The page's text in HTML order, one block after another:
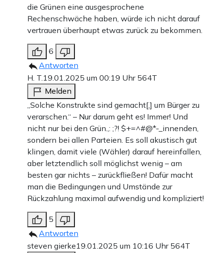
die Grünen eine ausgesprochene
Rechenschwäche haben, würde ich nicht darauf
vertrauen überhaupt etwas zurück zu bekommen.
6
Antworten
H. T. 19.01.2025 um 00:19 Uhr 564T
Melden
„Solche Konstrukte sind gemacht[,] um Bürger zu
verarschen.“ – Nur darum geht es! Immer! Und
nicht nur bei den Grün.,: ;?! $+=^#@*-_innenden,
sondern bei allen Parteien. Es soll akustisch gut
klingen, damit viele (Wähler) darauf hereinfallen,
aber letztendlich soll möglichst wenig – am
besten gar nichts – zurückfließen! Dafür macht
man die Bedingungen und Umstände zur
Rückzahlung maximal aufwendig und kompliziert!
5
Antworten
steven gierke19.01.2025 um 10:16 Uhr 564T